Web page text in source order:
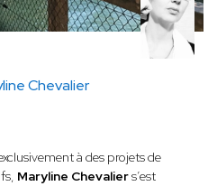
Chevalier
à des projets de
Maryline Chevaliers’est